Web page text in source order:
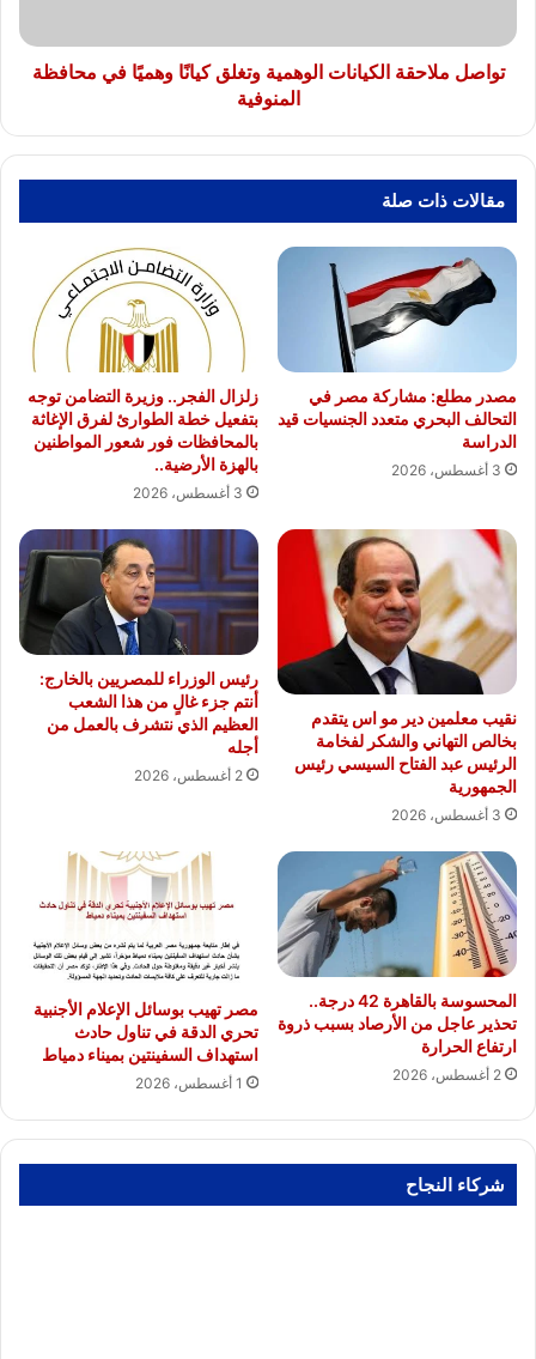
محافظة
المنوفية
تواصل ملاحقة الكيانات الوهمية وتغلق كيانًا وهميًا في محافظة
المنوفية
مقالات ذات صلة
مصدر مطلع: مشاركة مصر في
التحالف البحري متعدد الجنسيات قيد
الدراسة
3 أغسطس، 2026
زلزال الفجر.. وزيرة التضامن توجه
بتفعيل خطة الطوارئ لفرق الإغاثة
بالمحافظات فور شعور المواطنين
بالهزة الأرضية..
3 أغسطس، 2026
نقيب معلمين دير مو اس يتقدم
بخالص التهاني والشكر لفخامة
الرئيس عبد الفتاح السيسي رئيس
الجمهورية
3 أغسطس، 2026
رئيس الوزراء للمصريين بالخارج:
أنتم جزء غالٍ من هذا الشعب
العظيم الذي نتشرف بالعمل من
أجله
2 أغسطس، 2026
المحسوسة بالقاهرة 42 درجة..
تحذير عاجل من الأرصاد بسبب ذروة
ارتفاع الحرارة
2 أغسطس، 2026
مصر تهيب بوسائل الإعلام الأجنبية
تحري الدقة في تناول حادث
استهداف السفينتين بميناء دمياط
1 أغسطس، 2026
شركاء النجاح